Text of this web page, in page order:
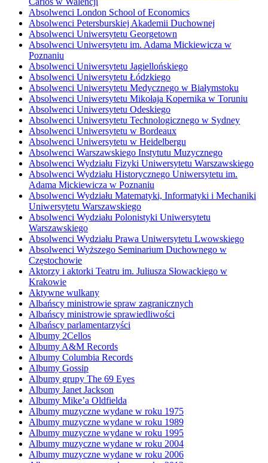
Absolwenci London School of Economics
Absolwenci Petersburskiej Akademii Duchownej
Absolwenci Uniwersytetu Georgetown
Absolwenci Uniwersytetu im. Adama Mickiewicza w
Poznaniu
Absolwenci Uniwersytetu Jagiellońskiego
Absolwenci Uniwersytetu Łódzkiego
Absolwenci Uniwersytetu Medycznego w Białymstoku
Absolwenci Uniwersytetu Mikołaja Kopernika w Toruniu
Absolwenci Uniwersytetu Odeskiego
Absolwenci Uniwersytetu Technologicznego w Sydney
Absolwenci Uniwersytetu w Bordeaux
Absolwenci Uniwersytetu w Heidelbergu
Absolwenci Warszawskiego Instytutu Muzycznego
Absolwenci Wydziału Fizyki Uniwersytetu Warszawskiego
Absolwenci Wydziału Historycznego Uniwersytetu im.
Adama Mickiewicza w Poznaniu
Absolwenci Wydziału Matematyki, Informatyki i Mechaniki
Uniwersytetu Warszawskiego
Absolwenci Wydziału Polonistyki Uniwersytetu
Warszawskiego
Absolwenci Wydziału Prawa Uniwersytetu Lwowskiego
Absolwenci Wyższego Seminarium Duchownego w
Częstochowie
Aktorzy i aktorki Teatru im. Juliusza Słowackiego w
Krakowie
Aktywne wulkany
Albańscy ministrowie spraw zagranicznych
Albańscy ministrowie sprawiedliwości
Albańscy parlamentarzyści
Albumy 2Cellos
Albumy A&M Records
Albumy Columbia Records
Albumy Gossip
Albumy grupy The 69 Eyes
Albumy Janet Jackson
Albumy Mike’a Oldfielda
Albumy muzyczne wydane w roku 1975
Albumy muzyczne wydane w roku 1989
Albumy muzyczne wydane w roku 1995
Albumy muzyczne wydane w roku 2004
Albumy muzyczne wydane w roku 2006